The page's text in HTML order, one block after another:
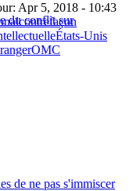
du conflit sur
Apr 5, 2018 - 10:43
contrefaçon
États-Unis
OMC
de ne pas s'immiscer